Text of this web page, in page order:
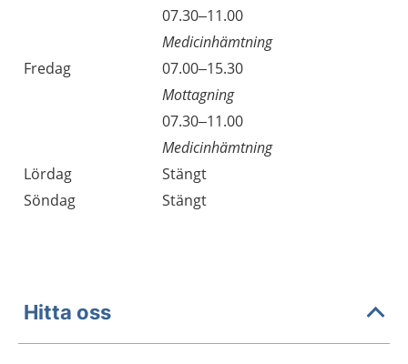
07.30–11.00
Medicinhämtning
Fredag
07.00–15.30
Mottagning
07.30–11.00
Medicinhämtning
Lördag
Stängt
Söndag
Stängt
Hitta oss